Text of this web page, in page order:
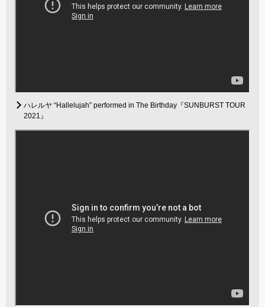
ハレルヤ “Hallelujah” performed in The Birthday『SUNBURST TOUR
2021』